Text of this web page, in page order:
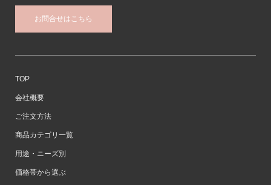
お問合せはこちら
TOP
会社概要
ご注文方法
商品カテゴリ一覧
用途・ニーズ別
価格帯から選ぶ